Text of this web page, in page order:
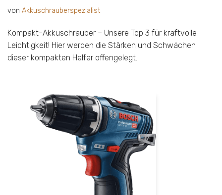
von Akkuschrauberspezialist
Kompakt-Akkuschrauber – Unsere Top 3 für kraftvolle
Leichtigkeit! Hier werden die Stärken und Schwächen
dieser kompakten Helfer offengelegt.